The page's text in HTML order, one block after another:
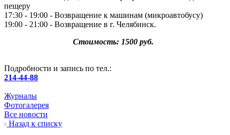
пещеру
17:30 - 19:00 - Возвращение к машинам (микроавтобусу)
19:00 - 21:00 - Возвращение в г. Челябинск.
Стоимость: 1500 руб.
Подробности и запись по тел.:
214-44-88
Журналы
Фотогалерея
Все новости
Назад к списку